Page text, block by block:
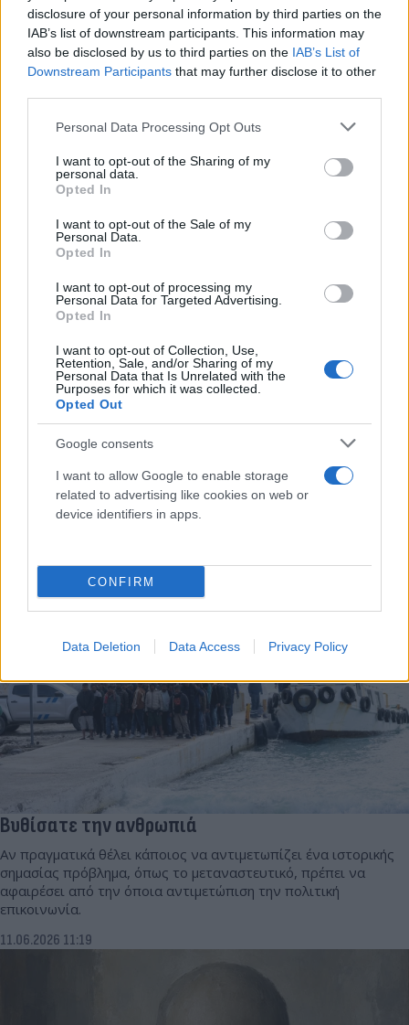
disclosure of your personal information by third parties on the
IAB’s list of downstream participants. This information may
also be disclosed by us to third parties on the IAB’s List of
Downstream Participants that may further disclose it to other
Please note that this website/app uses one or more Google
not limited to your visit or usage behaviour. You may click to
grant or deny consent to Google and its third-party tags to
use your data for below specified purposes in below Google
consent section.
Personal Data Processing Opt Outs
I want to opt-out of the Sharing of my
personal data.
Opted In
I want to opt-out of the Sale of my
Personal Data.
Opted In
I want to opt-out of processing my
Personal Data for Targeted Advertising.
Opted In
I want to opt-out of Collection, Use,
Retention, Sale, and/or Sharing of my
Personal Data that Is Unrelated with the
Purposes for which it was collected.
Opted Out
Google consents
I want to allow Google to enable storage
related to advertising like cookies on web or
device identifiers in apps.
CONFIRM
Data Deletion Data Access Privacy Policy
Όταν συνηθίζεις το τέρας…
Το παιχνίδι έχει όρους. Και ακόμα και σε αυτές τις σύγχρονες
αρένες υπάρχει ένα αποκούμπι σεβασμού, απέναντι στο
16.06.2026 15:16
Βυθίσατε την ανθρωπιά
Αν πραγματικά θέλει κάποιος να αντιμετωπίζει ένα ιστορικής
σημασίας πρόβλημα, όπως το μεταναστευτικό, πρέπει να
αφαιρέσει από την όποια αντιμετώπιση την πολιτική
επικοινωνία.
11.06.2026 11:19